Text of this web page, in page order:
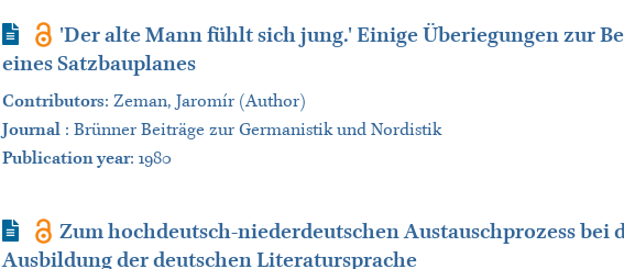
Journal Article
'Der alte Mann fühlt sich jung.' Einige Überiegungen zur
eines Satzbauplanes
Contributors: Zeman, Jaromír (Author)
Journal: Brünner Beiträge zur Germanistik und Nordistik
Publication year: 1980
Journal Article
Zum hochdeutsch-niederdeutschen Austauschprozess bei
Ausbildung der deutschen Literatursprache